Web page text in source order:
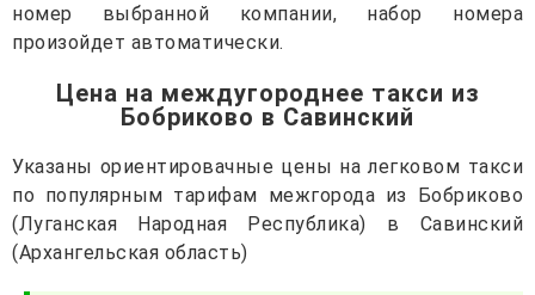
номер выбранной компании, набор номера
произойдет автоматически.
Цена на междугороднее такси из
Бобриково в Савинский
Указаны ориентировачные цены на легковом такси
по популярным тарифам межгорода из Бобриково
(Луганская Народная Республика) в Савинский
(Архангельская область)